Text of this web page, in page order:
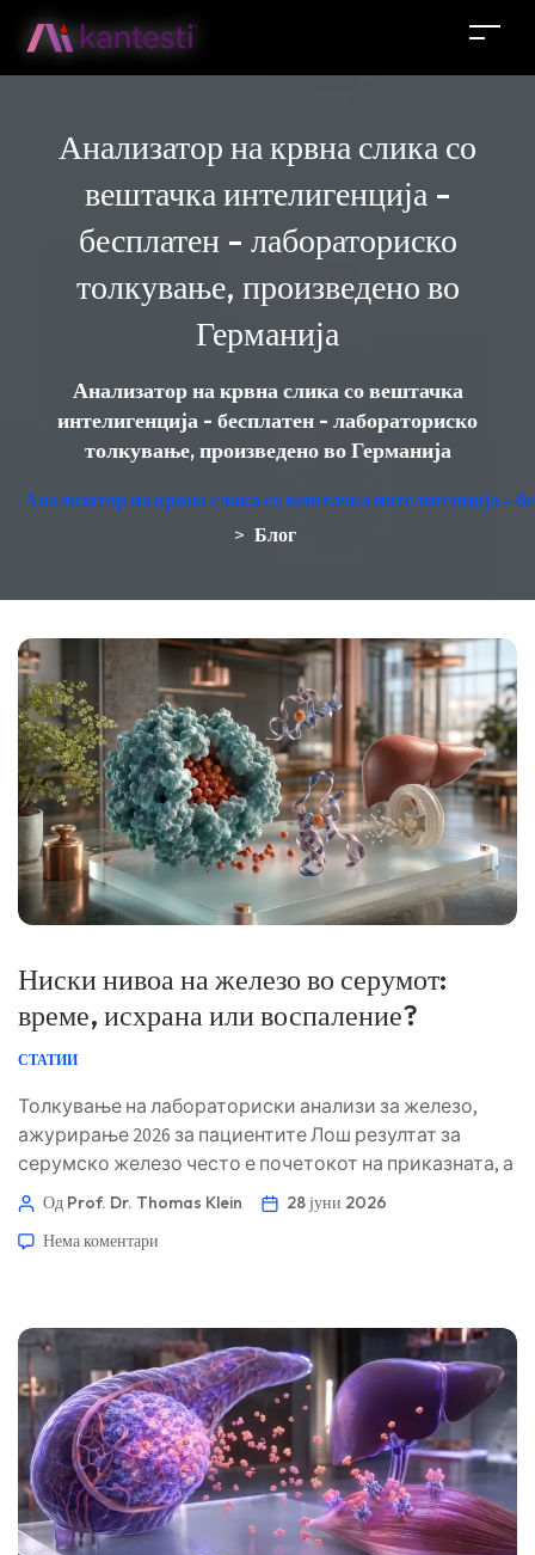
Анализатор на крвна слика со
вештачка интелигенција -
бесплатен - лабораториско
толкување, произведено во
Германија
Анализатор на крвна слика со вештачка
интелигенција - бесплатен - лабораториско
толкување, произведено во Германија
Анализатор на крвна слика со вештачка интелигенција -
> Блог
Ниски нивоа на железо во серумот:
време, исхрана или воспаление?
СТАТИИ
Толкување на лабораториски анализи за железо,
ажурирање 2026 за пациентите Лош резултат за
серумско железо често е почетокот на приказната, а
не дијагнозата. Шаблонот низ феритин, сатурација на
вистината. 📖 ~11 минути 📅 28 јуни 2026 📝 Објавено:
Од Prof. Dr. Thomas Klein
28 јуни 2026
Нема коментари